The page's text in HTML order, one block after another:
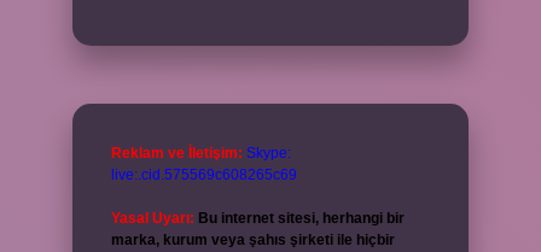
Reklam ve İletişim: Skype:
live:.cid.575569c608265c69
Yasal Uyarı: Bu internet sitesi, herhangi bir
marka, kurum veya şahıs şirketi ile hiçbir